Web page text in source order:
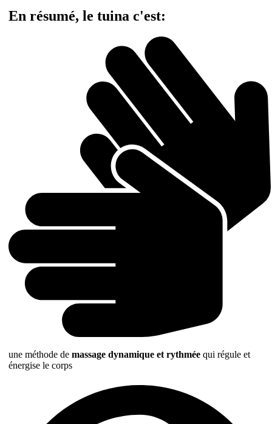
En résumé, le tuina c'est:
une méthode demassage dynamique et rythmée qui régule et
énergise le corps